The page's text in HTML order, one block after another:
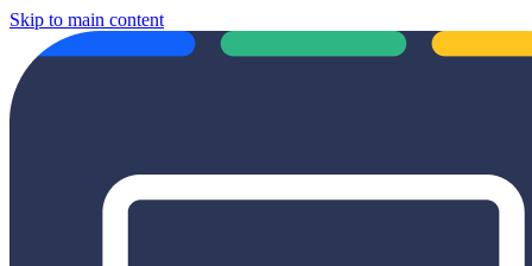
Skip to main content